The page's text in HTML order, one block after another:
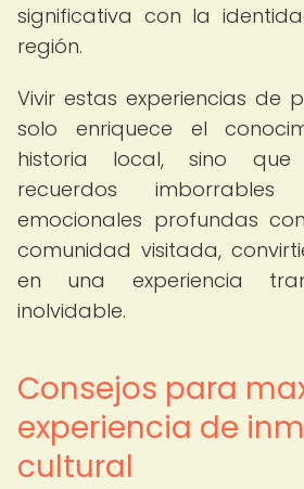
significativa con la
región.
Vivir estas experiencias de
solo enriquece el
historia local, sino
recuerdos
emocionales profundas
comunidad visitada,
en una experiencia
inolvidable.
Consejos para
experiencia de
cultural